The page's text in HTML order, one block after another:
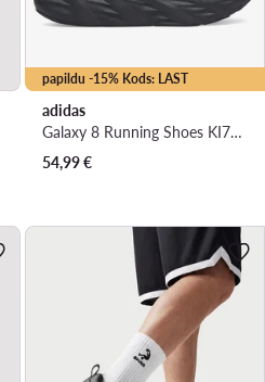
papildu -15% Kods: LAST
adidas
Galaxy 8 Running Shoes KI7980 · Skriešanas apavi
54,99€